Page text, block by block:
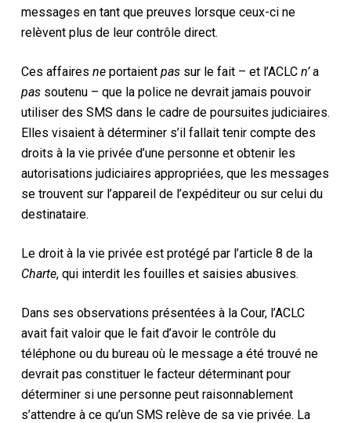
messages en tant que preuves lorsque ceux-ci ne
relèvent plus de leur contrôle direct.
Ces affaires neportaient passur le fait – et l’ACLC n’a
passoutenu – que la police ne devrait jamais pouvoir
utiliser des SMS dans le cadre de poursuites judiciaires.
Elles visaient à déterminer s’il fallait tenir compte des
droits à la vie privée d’une personne et obtenir les
autorisations judiciaires appropriées, que les messages
se trouvent sur l’appareil de l’expéditeur ou sur celui du
destinataire.
Le droit à la vie privée est protégé par l’article 8 de la
Charte, qui interdit les fouilles et saisies abusives.
Dans ses observations présentées à la Cour, l’ACLC
avait fait valoir que le fait d’avoir le contrôle du
téléphone ou du bureau où le message a été trouvé ne
devrait pas constituer le facteur déterminant pour
déterminer si une personne peut raisonnablement
s’attendre à ce qu’un SMS relève de sa vie privée. La